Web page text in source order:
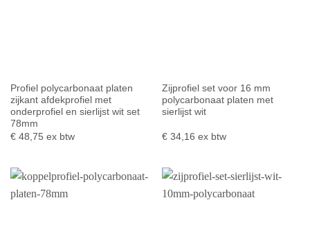
Profiel polycarbonaat platen
zijkant afdekprofiel met
onderprofiel en sierlijst wit set
78mm
€48,75 ex btw
Zijprofiel set voor 16 mm
polycarbonaat platen met
sierlijst wit
€34,16 ex btw